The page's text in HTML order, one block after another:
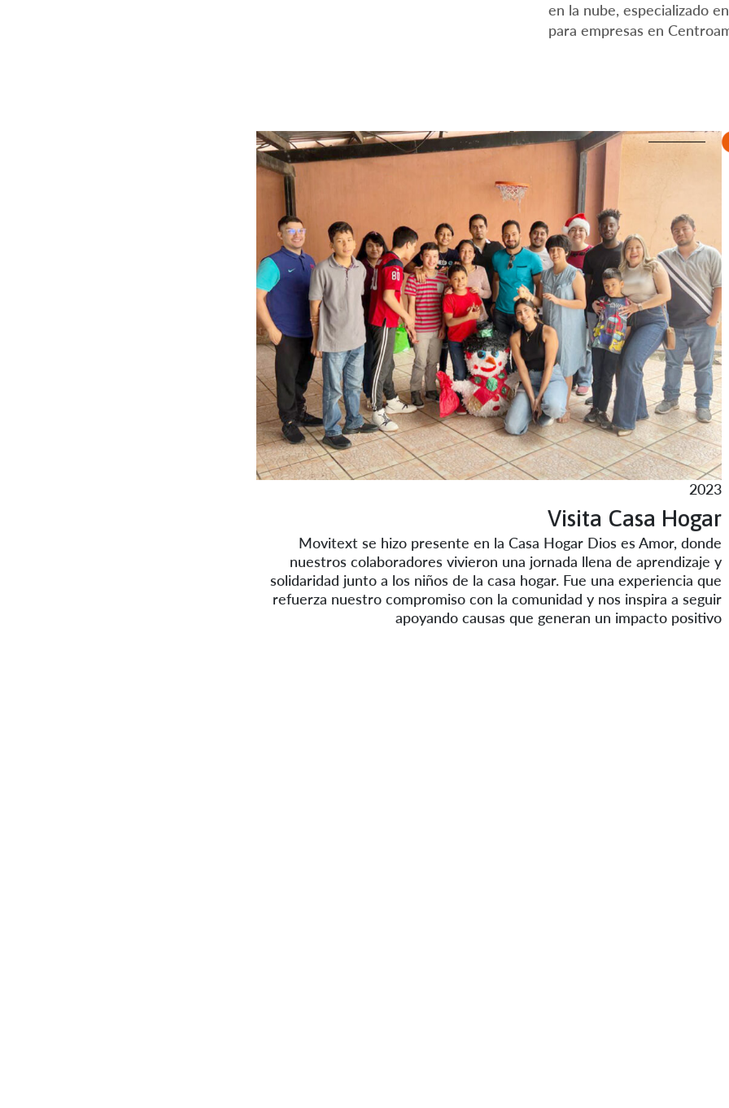
en la nube, especializado
para empresas en
2023
Visita Casa Hogar
Movitext se hizo presente en la Casa Hogar Dios es Amor, donde
nuestros colaboradores vivieron una jornada llena de aprendizaje y
solidaridad junto a los niños de la casa hogar. Fue una experiencia que
refuerza nuestro compromiso con la comunidad y nos inspira a seguir
apoyando causas que generan un impacto positivo